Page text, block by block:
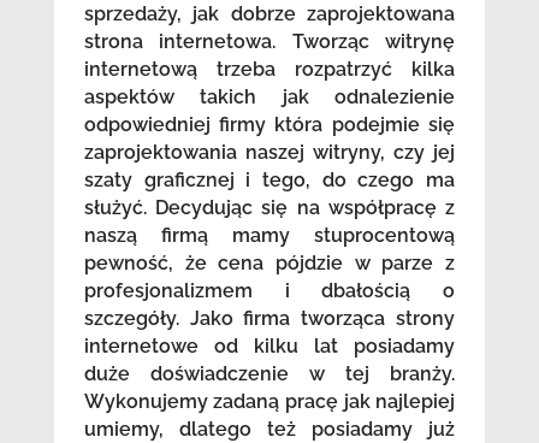
sprzedaży, jak dobrze zaprojektowana
strona internetowa. Tworząc witrynę
internetową trzeba rozpatrzyć kilka
aspektów takich jak odnalezienie
odpowiedniej firmy która podejmie się
zaprojektowania naszej witryny, czy jej
szaty graficznej i tego, do czego ma
służyć. Decydując się na współpracę z
naszą firmą mamy stuprocentową
pewność, że cena pójdzie w parze z
profesjonalizmem i dbałością o
szczegóły. Jako firma tworząca strony
internetowe od kilku lat posiadamy
duże doświadczenie w tej branży.
Wykonujemy zadaną pracę jak najlepiej
umiemy, dlatego też posiadamy już